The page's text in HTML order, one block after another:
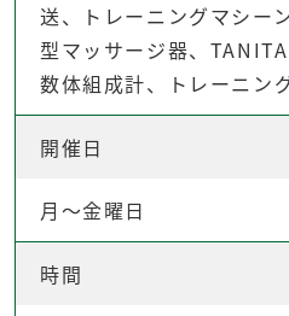
送、トレーニングマシー
型マッサージ器、
数体組成計、トレーニン
開催日
月～金曜日
時間